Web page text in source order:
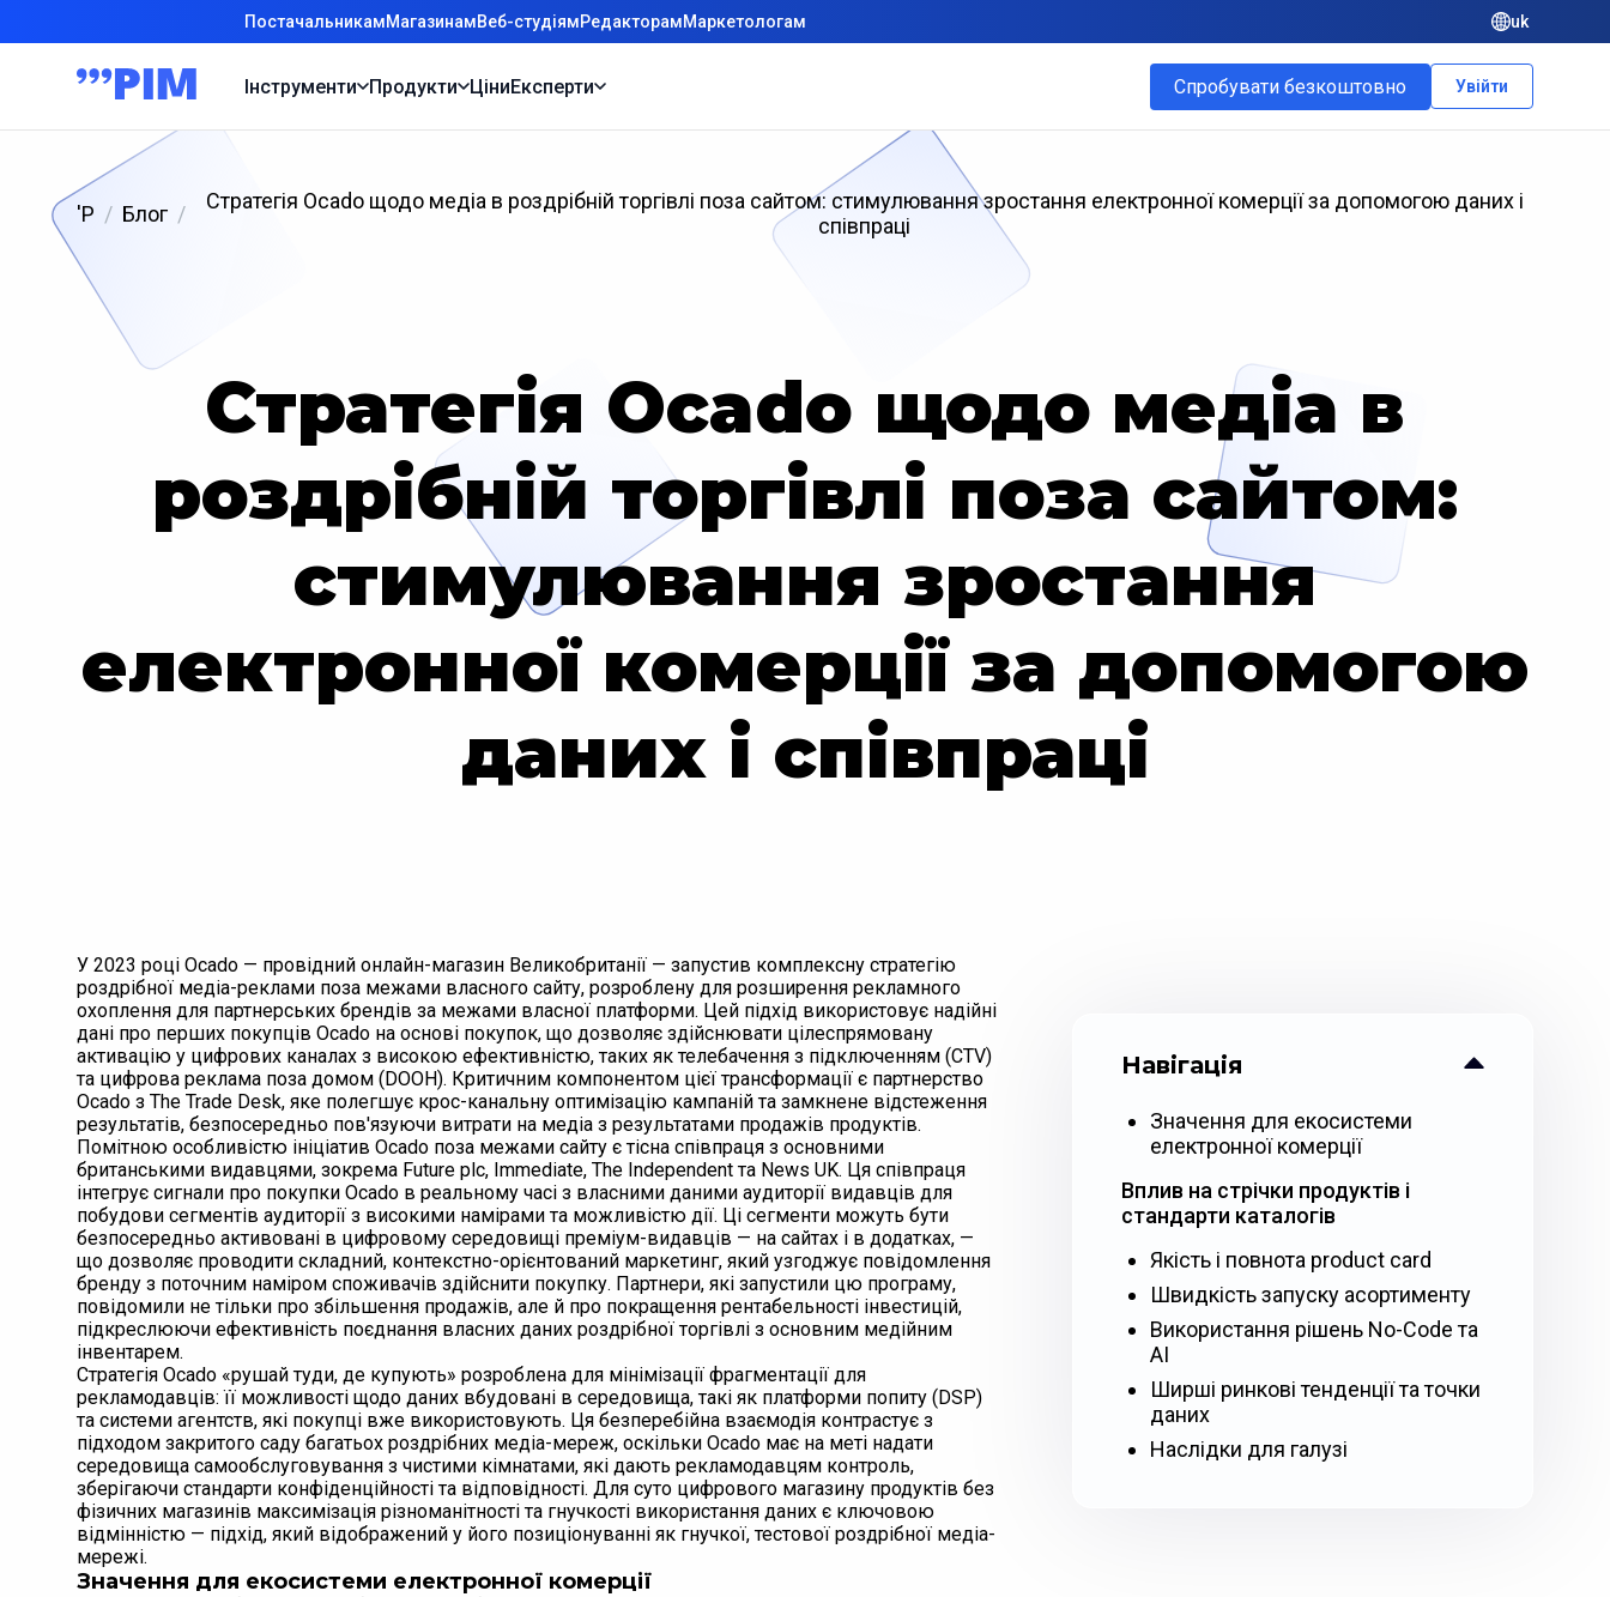
ПостачальникамМагазинамВеб-студіямРедакторамМаркетологам uk
Інструменти Продукти ЦіниЕксперти Спробувати безкоштовно Увійти
'P Блог
Стратегія Ocado щодо медіа в роздрібній торгівлі поза сайтом: стимулювання зростання електронної комерції за допомогою даних і
співпраці
Стратегія Ocado щодо медіа в
роздрібній торгівлі поза сайтом:
стимулювання зростання
електронної комерції за допомогою
даних і співпраці
У 2023 році Ocado — провідний онлайн-магазин Великобританії — запустив комплексну стратегію
роздрібної медіа-реклами поза межами власного сайту, розроблену для розширення рекламного
охоплення для партнерських брендів за межами власної платформи. Цей підхід використовує надійні
дані про перших покупців Ocado на основі покупок, що дозволяє здійснювати цілеспрямовану
активацію у цифрових каналах з високою ефективністю, таких як телебачення з підключенням (CTV)
та цифрова реклама поза домом (DOOH). Критичним компонентом цієї трансформації є партнерство
Ocado з The Trade Desk, яке полегшує крос-канальну оптимізацію кампаній та замкнене відстеження
результатів, безпосередньо пов'язуючи витрати на медіа з результатами продажів продуктів.
Помітною особливістю ініціатив Ocado поза межами сайту є тісна співпраця з основними
британськими видавцями, зокрема Future plc, Immediate, The Independent та News UK. Ця співпраця
інтегрує сигнали про покупки Ocado в реальному часі з власними даними аудиторії видавців для
побудови сегментів аудиторії з високими намірами та можливістю дії. Ці сегменти можуть бути
безпосередньо активовані в цифровому середовищі преміум-видавців — на сайтах і в додатках, —
що дозволяє проводити складний, контекстно-орієнтований маркетинг, який узгоджує повідомлення
бренду з поточним наміром споживачів здійснити покупку. Партнери, які запустили цю програму,
повідомили не тільки про збільшення продажів, але й про покращення рентабельності інвестицій,
підкреслюючи ефективність поєднання власних даних роздрібної торгівлі з основним медійним
інвентарем.
Стратегія Ocado «рушай туди, де купують» розроблена для мінімізації фрагментації для
рекламодавців: її можливості щодо даних вбудовані в середовища, такі як платформи попиту (DSP)
та системи агентств, які покупці вже використовують. Ця безперебійна взаємодія контрастує з
підходом закритого саду багатьох роздрібних медіа-мереж, оскільки Ocado має на меті надати
середовища самообслуговування з чистими кімнатами, які дають рекламодавцям контроль,
зберігаючи стандарти конфіденційності та відповідності. Для суто цифрового магазину продуктів без
фізичних магазинів максимізація різноманітності та гнучкості використання даних є ключовою
відмінністю — підхід, який відображений у його позиціонуванні як гнучкої, тестової роздрібної медіа-
мережі.
Значення для екосистеми електронної комерції
Навігація
Значення для екосистеми
електронної комерції
Вплив на стрічки продуктів і
стандарти каталогів
Якість і повнота product card
Швидкість запуску асортименту
Використання рішень No-Code та
AI
Ширші ринкові тенденції та точки
даних
Наслідки для галузі